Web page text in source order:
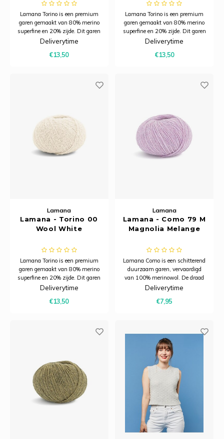
Lamana Torino is een premium
garen gemaakt van 80% merino
superfine en 20% zijde. Dit garen
combineert de zachtheid en
subtiele glans van zijde.
Deliverytime
€13,50
Lamana Torino is een premium
garen gemaakt van 80% merino
superfine en 20% zijde. Dit garen
combineert de zachtheid en
subtiele glans van zijde.
Deliverytime
€13,50
Lamana
Lamana - Torino 00
Wool White
Lamana Torino is een premium
garen gemaakt van 80% merino
superfine en 20% zijde. Dit garen
combineert de zachtheid en
subtiele glans van zijde.
Deliverytime
€13,50
Lamana
Lamana - Como 79 M
Magnolia Melange
Lamana Como is een schitterend
duurzaam garen, vervaardigd
van 100% merinowol. De draad
heeft een subtiele structuur en
Deliverytime
€7,95